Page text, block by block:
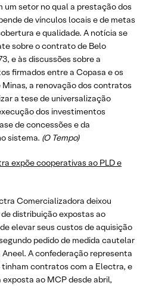
um setor no qual a prestação dos
de vínculos locais e de metas
e qualidade. A notícia se
sobre o contrato de Belo
e às discussões sobre a
firmados entre a Copasa e os
Minas, a renovação dos contratos
a tese de universalização
dos investimentos
de concessões e da
sistema. (O Tempo)
expõe cooperativas ao PLD e
Comercializadora deixou
distribuição expostas ao
elevar seus custos de aquisição
pedido de medida cautelar
A confederação representa
tinham contratos com a Electra, e
ao MCP desde abril,